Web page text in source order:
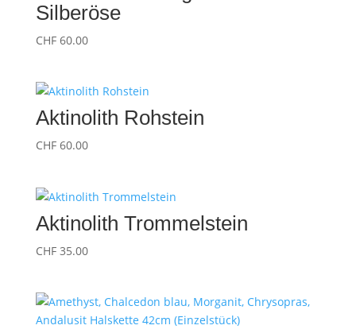
Silberöse
CHF60.00
Aktinolith Rohstein
CHF60.00
Aktinolith Trommelstein
CHF35.00